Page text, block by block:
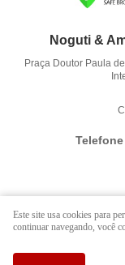
Noguti &
Praça Doutor Paula
Este site usa cookies para
continuar navegando, você